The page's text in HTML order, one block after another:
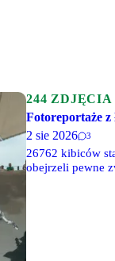
244 ZDJĘCIA
Fotoreportaże
2 sie 2026
3
26762 kibiców
obejrzeli pewne